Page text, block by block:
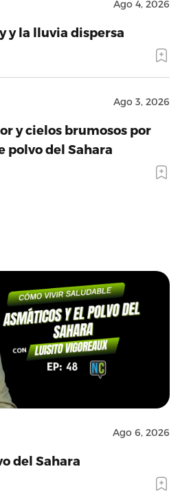
Ago 4, 2026
y la lluvia dispersa
Ago 3, 2026
y cielos brumosos por
polvo del Sahara
Ago 6, 2026
del Sahara